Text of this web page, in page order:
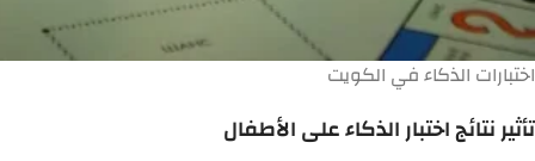
اختبارات الذكاء في الكويت
تأثير نتائج اختبار الذكاء على الأطفال